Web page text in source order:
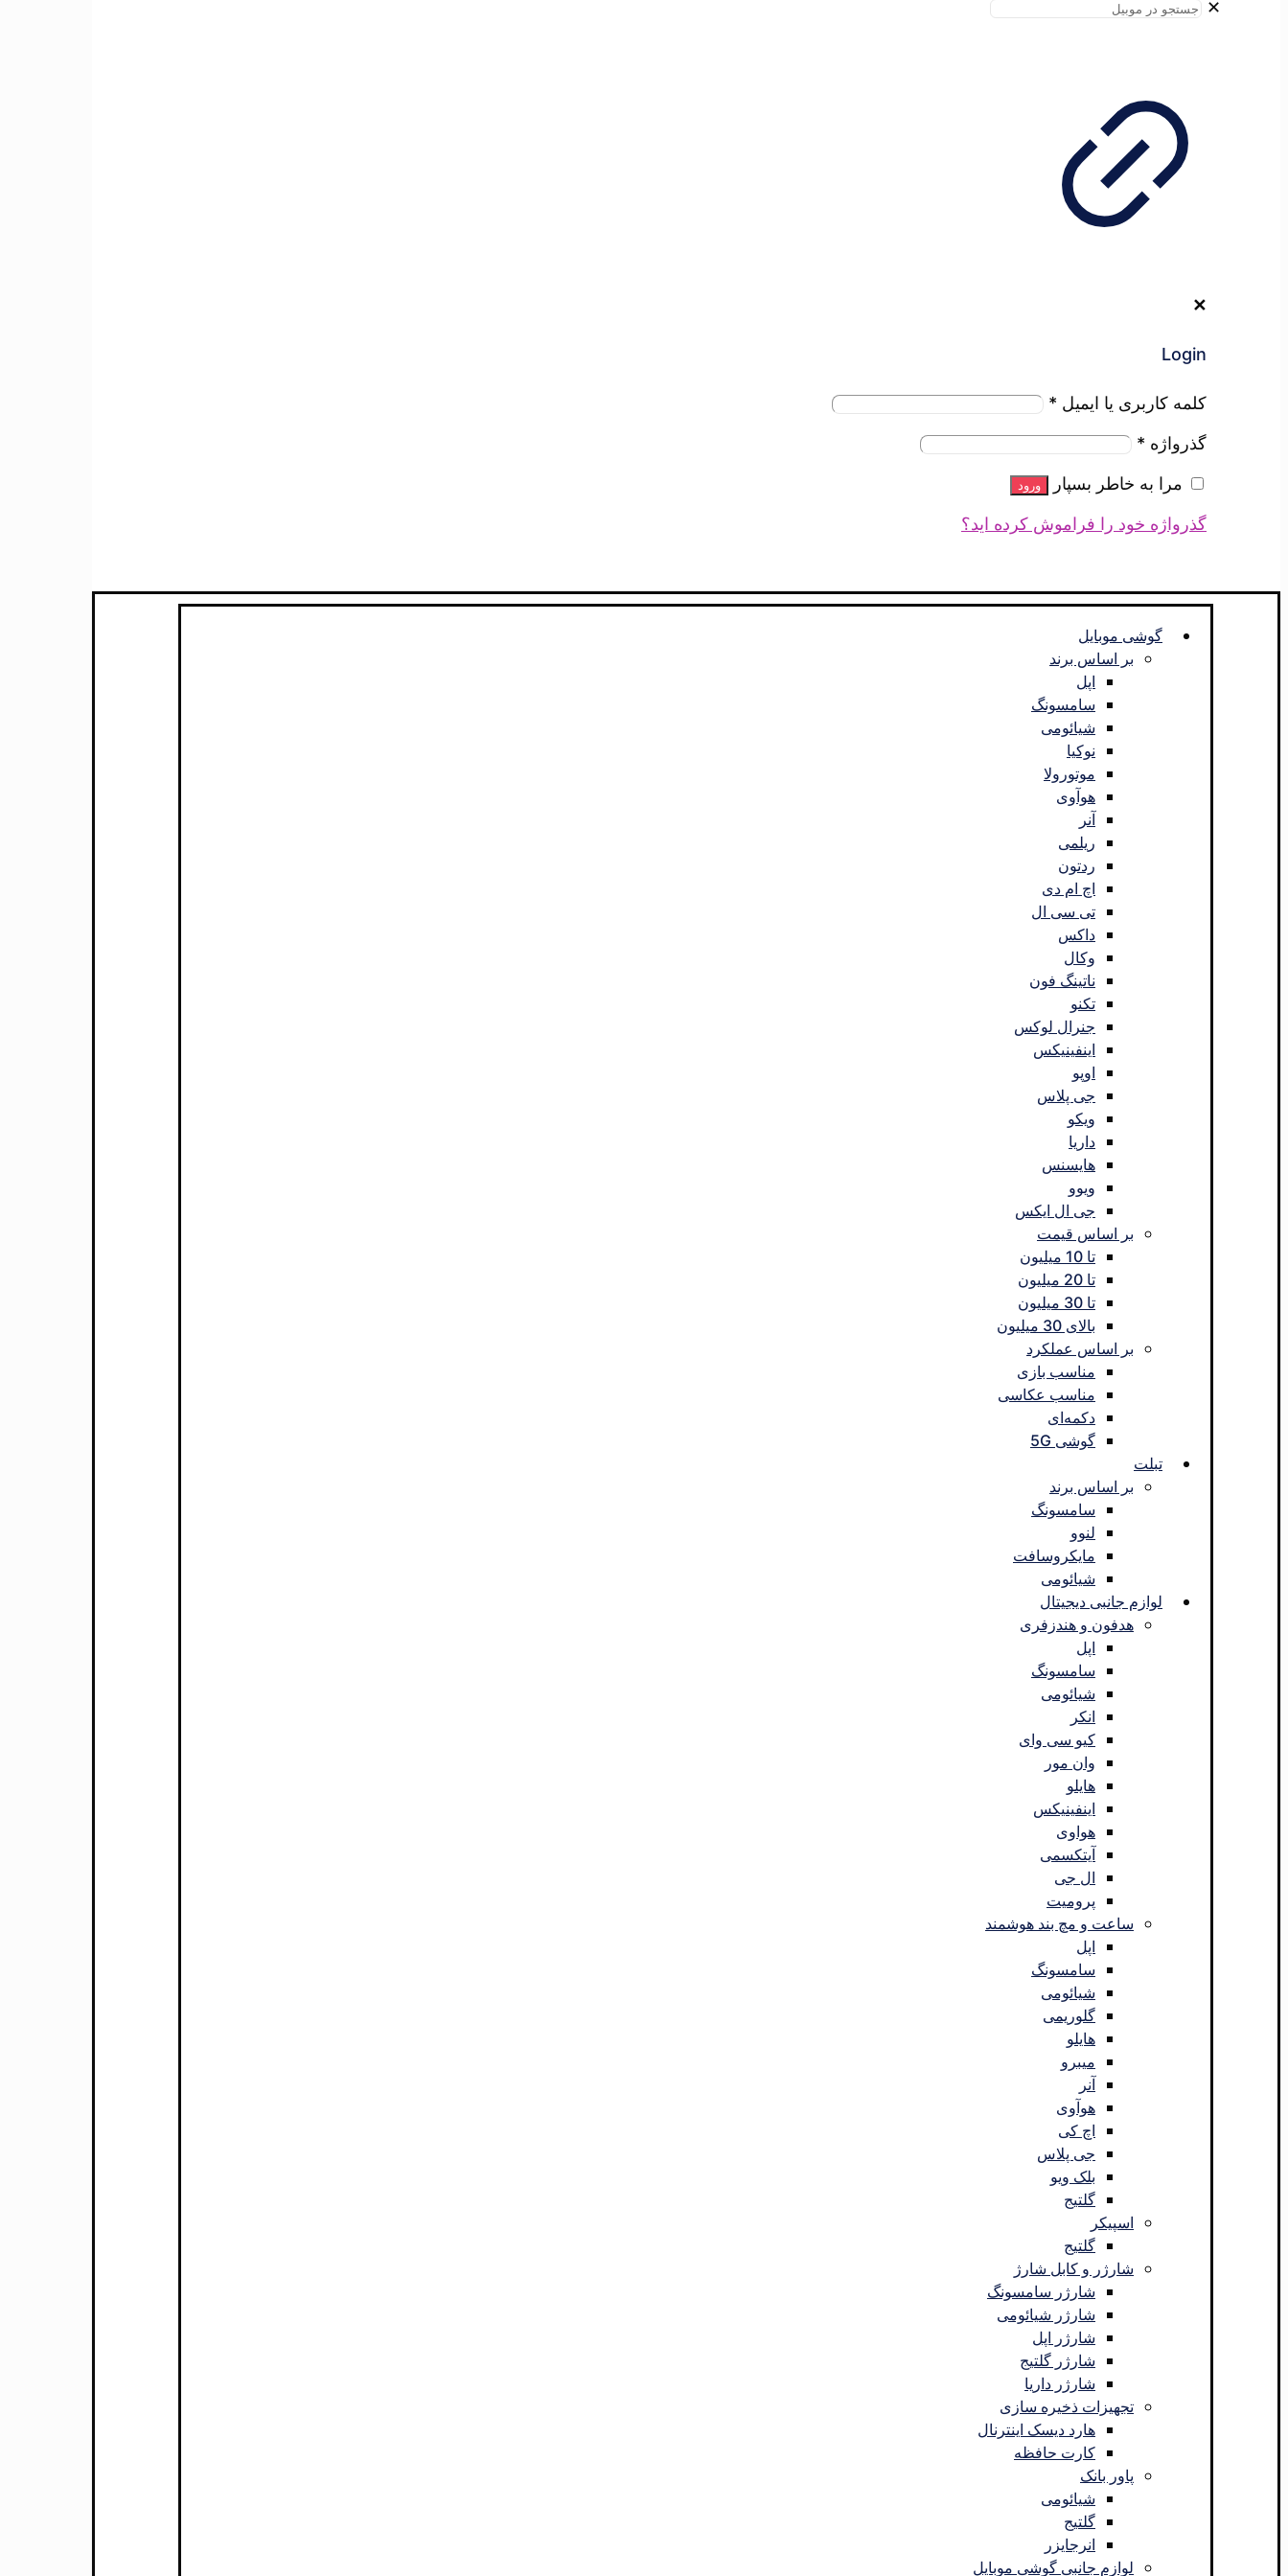
✕
✕
Login
کلمه کاربری یا ایمیل *
گذرواژه *
مرا به خاطر بسپار
ورود
گذرواژه خود را فراموش کرده اید؟
گوشی موبایل
بر اساس برند
اپل
سامسونگ
شیائومی
نوکیا
موتورولا
هوآوی
آنر
ریلمی
ردتون
اچ ام دی
تی سی ال
داکس
وکال
ناتینگ فون
تکنو
جنرال لوکس
اینفینیکس
اوپو
جی پلاس
ویکو
داریا
هایسنس
ویوو
جی ال ایکس
بر اساس قیمت
تا 10 میلیون
تا 20 میلیون
تا 30 میلیون
بالای 30 میلیون
بر اساس عملکرد
مناسب بازی
مناسب عکاسی
دکمه‌ای
گوشی 5G
تبلت
بر اساس برند
سامسونگ
لنوو
مایکروسافت
شیائومی
لوازم جانبی دیجیتال
هدفون و هندزفری
اپل
سامسونگ
شیائومی
انکر
کیو سی وای
وان مور
هایلو
اینفینیکس
هواوی
آیتکسمی
ال جی
پرومیت
ساعت و مچ بند هوشمند
اپل
سامسونگ
شیائومی
گلوریمی
هایلو
میبرو
آنر
هوآوی
اچ کی
جی پلاس
بلک ویو
گلتیج
اسپیکر
گلتیج
شارژر و کابل شارژ
شارژر سامسونگ
شارژر شیائومی
شارژر اپل
شارژر گلتیج
شارژر داریا
تجهیزات ذخیره سازی
هارد دیسک اینترنال
کارت حافظه
پاور بانک
شیائومی
گلتیج
انرجایزر
لوازم جانبی گوشی موبایل